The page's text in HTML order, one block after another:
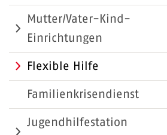
Mutter/Vater-Kind-
Einrichtungen
Flexible Hilfe
Familienkrisendienst
Jugendhilfestation